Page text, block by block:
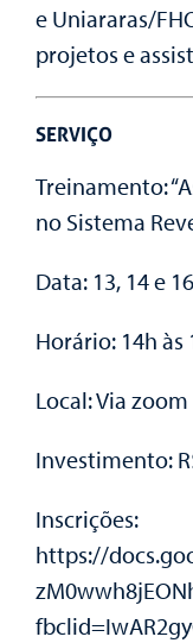
e Uniararas/
projetos e
SERVIÇO
Treinamento:
no Sistema
Data: 13, 14 e
Horário: 14h às
Local:Via
Investimento:
Inscrições:
https://